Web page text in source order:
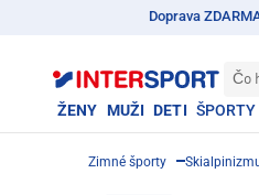
Doprava
Čo
ŽENY MUŽI DETI ŠPORTY
Zimné športy